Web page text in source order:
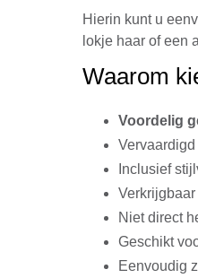
Hierin kunt u
lokje haar of een
Waarom
Voordelig
Inclusief
Niet direct
Geschikt
Eenvoudig